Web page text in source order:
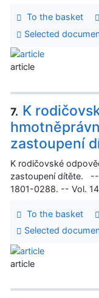
To the basket
Selected
article
7. K
zastoupení
K rodičovské
zastoupení dítěte. --
1801-0288. -- Vol.
To the basket
Selected
article